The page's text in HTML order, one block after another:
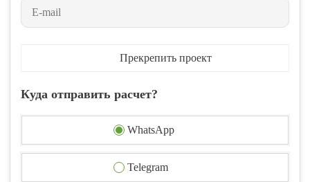
Прекрепить проект
Куда отправить расчет?
WhatsApp
Telegram